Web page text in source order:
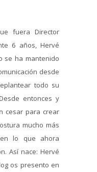
fuera Director
6 años, Hervé
se ha mantenido
desde
todo su
entonces y
cesar para crear
mucho más
lo que ahora
Así nace: Hervé
os presento en